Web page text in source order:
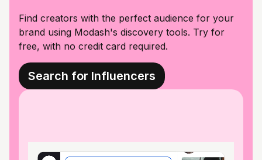
Find creators with the perfect audience for your
brand using Modash's discovery tools. Try for
free, with no credit card required.
Search for Influencers